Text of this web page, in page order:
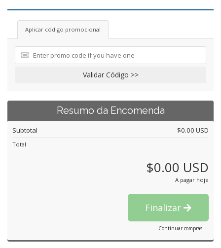
Aplicar código promocional
Validar Código >>
Resumo da Encomenda
Subtotal $0.00 USD
Total
$0.00 USD
A pagar hoje
Finalizar
Continuar compras